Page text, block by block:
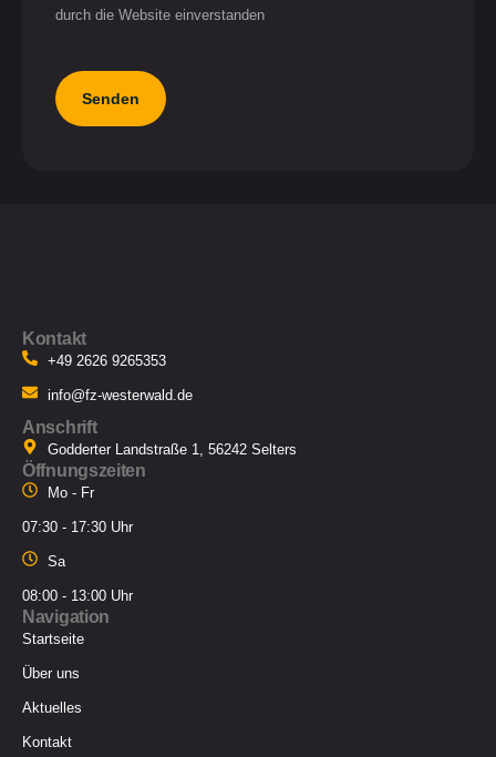
durch die Website einverstanden
Senden
Kontakt
+49 2626 9265353
info@fz-westerwald.de
Anschrift
Godderter Landstraße 1, 56242 Selters
Öffnungszeiten
Mo - Fr
07:30 - 17:30 Uhr
Sa
08:00 - 13:00 Uhr
Navigation
Startseite
Über uns
Aktuelles
Kontakt